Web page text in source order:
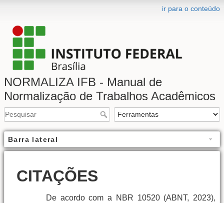
ir para o conteúdo
NORMALIZA IFB - Manual de
Normalização de Trabalhos Acadêmicos
Barra lateral
CITAÇÕES
De acordo com a NBR 10520 (ABNT, 2023),